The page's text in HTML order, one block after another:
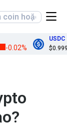
-0.02%
USDC
$0.9999